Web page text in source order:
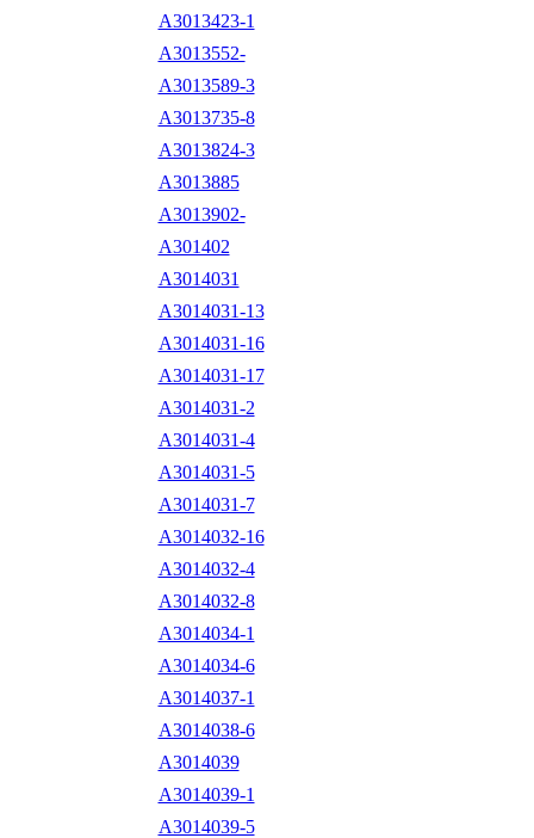
A3013423-1
A3013552-
A3013589-3
A3013735-8
A3013824-3
A3013885
A3013902-
A301402
A3014031
A3014031-13
A3014031-16
A3014031-17
A3014031-2
A3014031-4
A3014031-5
A3014031-7
A3014032-16
A3014032-4
A3014032-8
A3014034-1
A3014034-6
A3014037-1
A3014038-6
A3014039
A3014039-1
A3014039-5